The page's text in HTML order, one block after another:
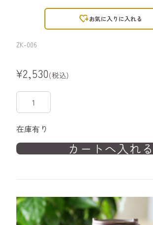
heart_plusお気に入りに入れる
ZK-006
¥2,530(税込)
在庫有り